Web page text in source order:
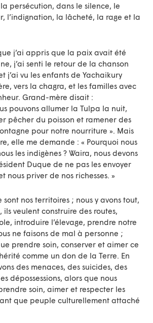
persécution, dans le silence, le
l’indignation, la lâcheté, la rage et la
j’ai appris que la paix avait été
j’ai senti le retour de la chanson
j’ai vu les enfants de Yachaikury
vers la chagra, et les familles avec
Grand-mère disait :
pouvons allumer la Tulpa la nuit,
pêcher du poisson et ramener des
pour notre nourriture ». Mais
elle me demande : « Pourquoi nous
les indigènes ? Waira, nous devons
Duque de ne pas les envoyer
nous priver de nos richesses. »
sont nos territoires ; nous y avons tout,
veulent construire des routes,
introduire l’élevage, prendre notre
ne faisons de mal à personne ;
prendre soin, conserver et aimer ce
comme un don de la Terre. En
des menaces, des suicides, des
dépossessions, alors que nous
soin, aimer et respecter les
que peuple culturellement attaché